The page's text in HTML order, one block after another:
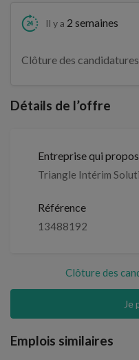
Il y a 2 semaines
Clôture des
Détails de l’offre
Entreprise qui
Triangle Intérim
Référence
13488192
Clôture des
Je
Emplois similaires